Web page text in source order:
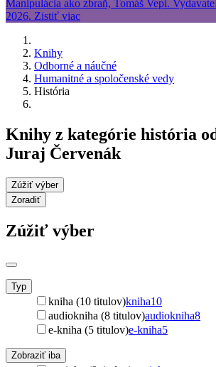
Knihy
Odborné a náučné
Humanitné a spoločenské vedy
História
Knihy z kategórie história
Juraj Červenák
Zúžiť výber
Zoradiť
Zúžiť výber
Typ
kniha (10 titulov)kniha10
audiokniha (8 titulov)audiokniha8
e-kniha (5 titulov)e-kniha5
Zobraziť iba